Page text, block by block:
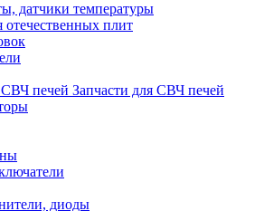
датчики температуры
плит
Запчасти для СВЧ печей
диоды